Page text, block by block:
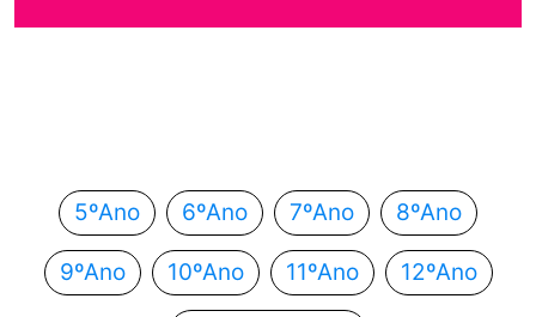
5ºAno 6ºAno 7ºAno 8ºAno
9ºAno 10ºAno 11ºAno 12ºAno